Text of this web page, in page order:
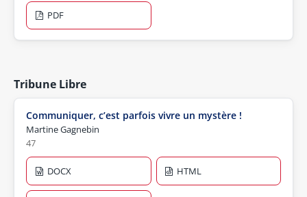
PDF
Tribune Libre
Communiquer, c’est parfois vivre un mystère !
Martine Gagnebin
47
DOCX HTML